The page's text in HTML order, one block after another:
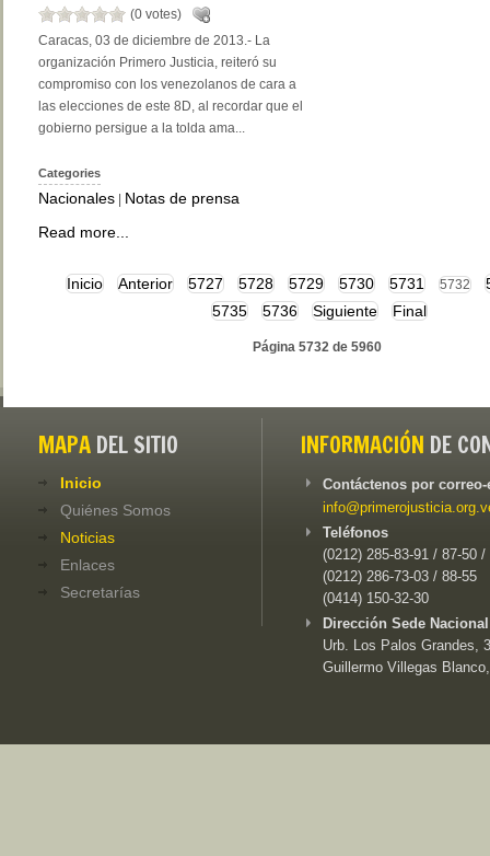
(0 votes)
Caracas, 03 de diciembre de 2013.- La
organización Primero Justicia, reiteró su
compromiso con los venezolanos de cara a
las elecciones de este 8D, al recordar que el
gobierno persigue a la tolda ama...
Categories
Nacionales
Notas de prensa
Read more...
Inicio Anterior 5727 5728 5729 5730 5731 5732
5735
5736 Siguiente Final
Página 5732 de 5960
MAPA DEL SITIO
Inicio
Quiénes Somos
Noticias
Enlaces
Secretarías
INFORMACIÓN DE
Contáctenos por
Teléfonos
(0212) 285-83-91 / 87-50 /
(0212) 286-73-03 / 88-55
(0414) 150-32-30
Dirección Sede
Urb. Los Palos Grandes,
Guillermo Villegas